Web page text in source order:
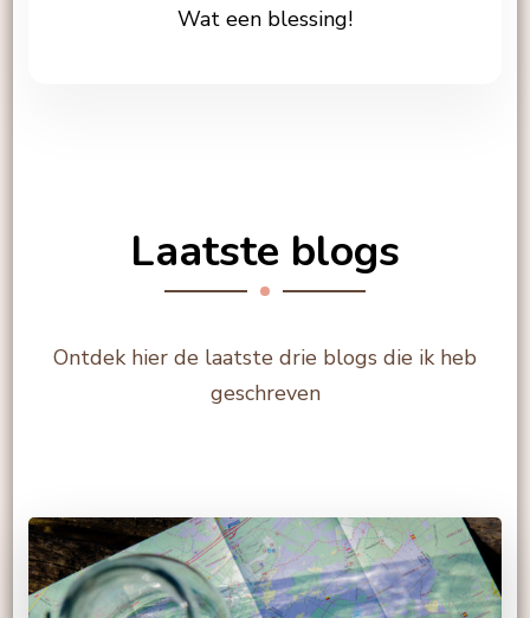
Wat een blessing!
Laatste blogs
Ontdek hier de laatste drie blogs die ik heb
geschreven